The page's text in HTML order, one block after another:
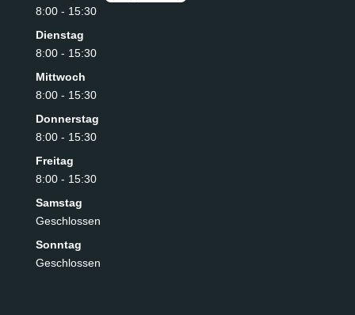
8:00 - 15:30
Dienstag
8:00 - 15:30
Mittwoch
8:00 - 15:30
Donnerstag
8:00 - 15:30
Freitag
8:00 - 15:30
Samstag
Geschlossen
Sonntag
Geschlossen